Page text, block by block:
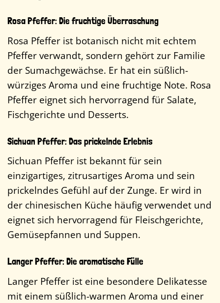
Rosa Pfeffer: Die fruchtige Überraschung
Rosa Pfeffer ist botanisch nicht mit echtem
Pfeffer verwandt, sondern gehört zur Familie
der Sumachgewächse. Er hat ein süßlich-
würziges Aroma und eine fruchtige Note. Rosa
Pfeffer eignet sich hervorragend für Salate,
Fischgerichte und Desserts.
Sichuan Pfeffer: Das prickelnde Erlebnis
Sichuan Pfeffer ist bekannt für sein
einzigartiges, zitrusartiges Aroma und sein
prickelndes Gefühl auf der Zunge. Er wird in
der chinesischen Küche häufig verwendet und
eignet sich hervorragend für Fleischgerichte,
Gemüsepfannen und Suppen.
Langer Pfeffer: Die aromatische Fülle
Langer Pfeffer ist eine besondere Delikatesse
mit einem süßlich-warmen Aroma und einer